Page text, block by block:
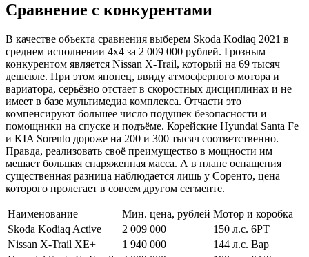
Сравнение с конкурентами
В качестве объекта сравнения выберем Skoda Kodiaq 2021 в
среднем исполнении 4х4 за 2 009 000 рублей. Грозным
конкурентом является Nissan X-Trail, который на 69 тысяч
дешевле. При этом японец, ввиду атмосферного мотора и
вариатора, серьёзно отстает в скоростных дисциплинах и не
имеет в базе мультимедиа комплекса. Отчасти это
компенсируют большее число подушек безопасности и
помощники на спуске и подъёме. Корейские Hyundai Santa Fe
и KIA Sorento дороже на 200 и 300 тысяч соответственно.
Правда, реализовать своё преимущество в мощности им
мешает большая снаряженная масса. А в плане оснащения
существенная разница наблюдается лишь у Соренто, цена
которого пролегает в совсем другом сегменте.
Наименование Мин. цена, рублей Мотор и коробка
Skoda Kodiaq Active
2 009 000
150 л.с. 6РТ
Nissan X-Trail XE+
1 940 000
144 л.с. Вар